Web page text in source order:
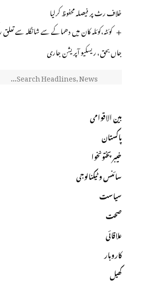
خلاف رٹ پر فیصلہ محفوظ کرلیا
جاں بحق، ریسکیو آپریشن جاری
بین الاقوامی
پاکستان
خیبرپختونخوا
سائنس و ٹیکنالوجی
سیاست
صحت
علاقائی
کاروبار
کھیل